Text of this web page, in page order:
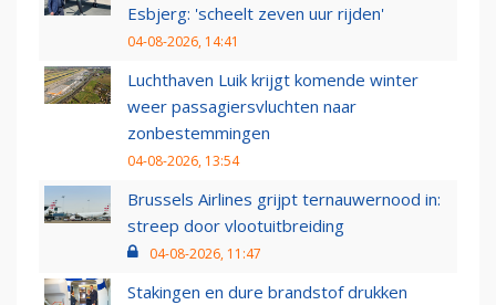
Esbjerg: 'scheelt zeven uur rijden'
04-08-2026, 14:41
Luchthaven Luik krijgt komende winter
weer passagiersvluchten naar
zonbestemmingen
04-08-2026, 13:54
Brussels Airlines grijpt ternauwernood in:
streep door vlootuitbreiding
04-08-2026, 11:47
Stakingen en dure brandstof drukken